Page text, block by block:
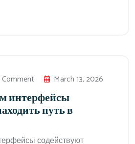
March 13, 2026
интерфейсы
путь в
содействуют